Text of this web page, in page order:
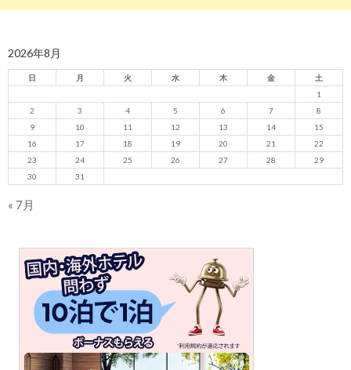
2026年8月
日 月 火 水 木 金
土
1
2
3 4 5 6 7
8
9
10 11 12 13 14
15
16
17 18 19 20 21
22
23
24 25 26 27 28
29
30
31
« 7月